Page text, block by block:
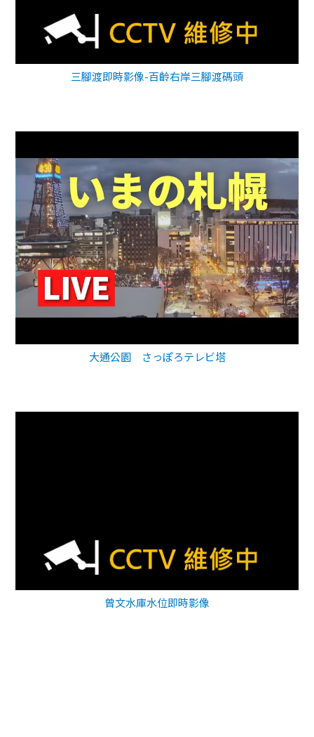
三腳渡即時影像-百齡右岸三腳渡碼頭
大通公園 さっぽろテレビ塔
曾文水庫水位即時影像